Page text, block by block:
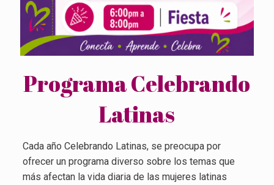
Programa Celebrando
Latinas
Cada año Celebrando Latinas, se preocupa por
ofrecer un programa diverso sobre los temas que
más afectan la vida diaria de las mujeres latinas